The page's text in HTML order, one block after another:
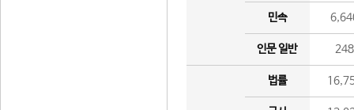
민속
인문 일반 248
법률